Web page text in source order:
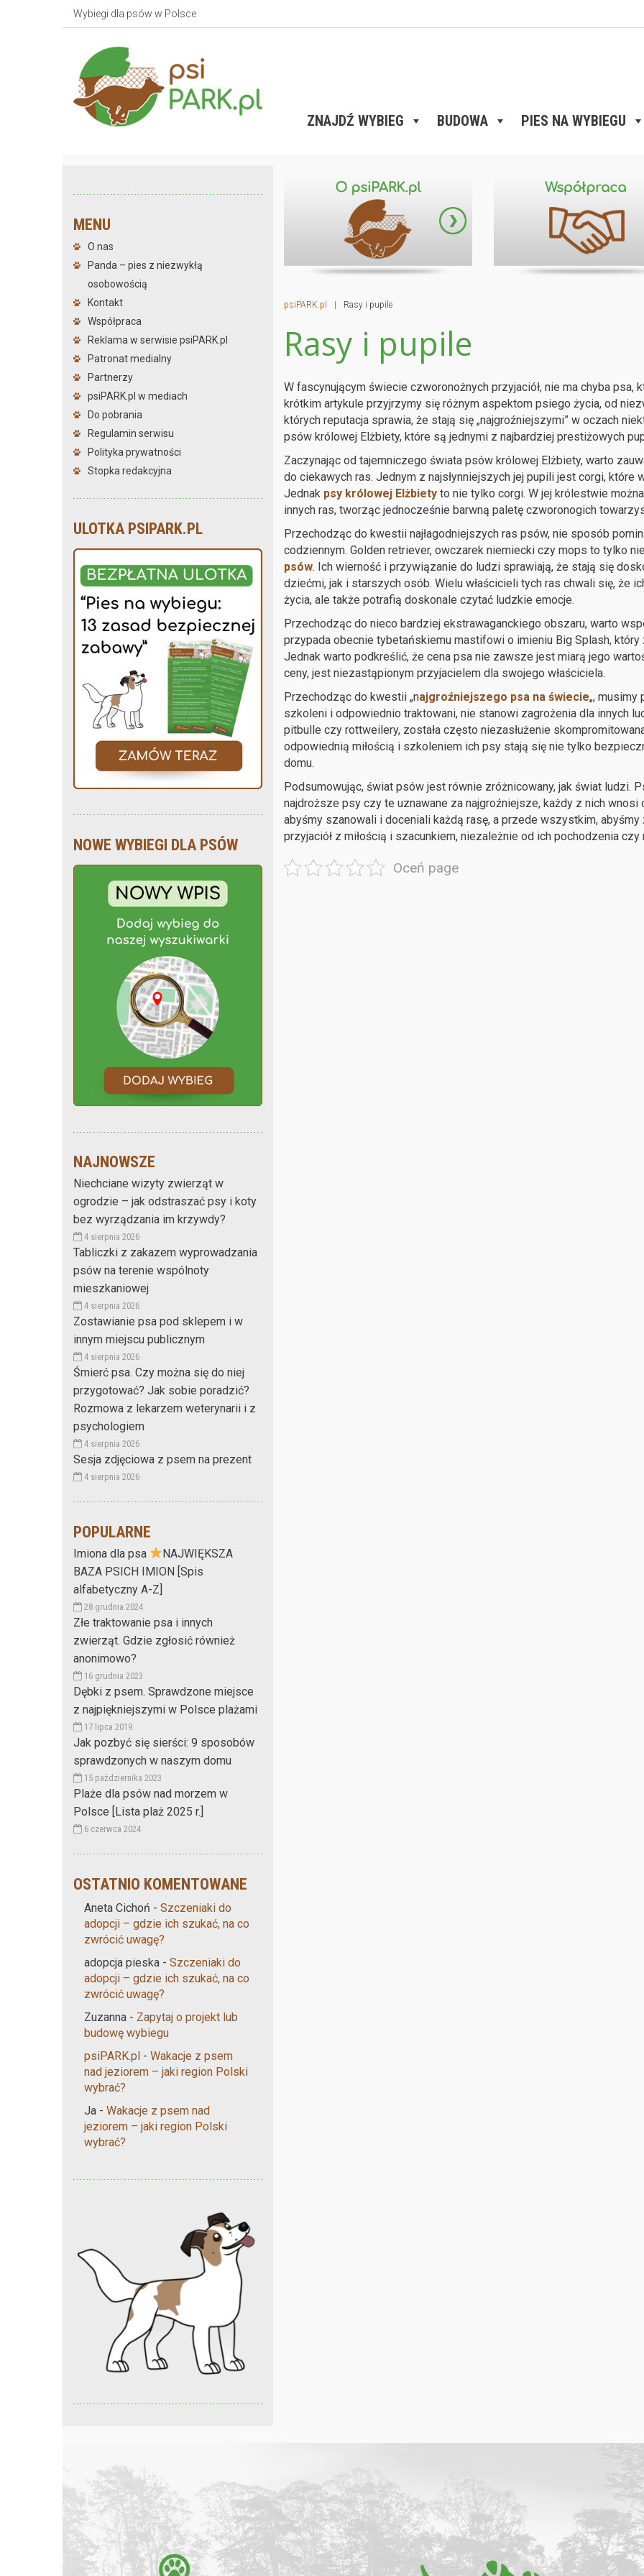
Wybiegi dla psów w Polsce
ZNAJDŹ WYBIEG BUDOWA PIES NA WYBIEGU
MENU
O nas
Panda – pies z niezwykłą
osobowością
Kontakt
Współpraca
Reklama w serwisie psiPARK.pl
Patronat medialny
Partnerzy
psiPARK.pl w mediach
Do pobrania
Regulamin serwisu
Polityka prywatności
Stopka redakcyjna
ULOTKA PSIPARK.PL
NOWE WYBIEGI DLA PSÓW
NAJNOWSZE
Niechciane wizyty zwierząt w
ogrodzie – jak odstraszać psy i koty
bez wyrządzania im krzywdy?
4 sierpnia 2026
Tabliczki z zakazem wyprowadzania
psów na terenie wspólnoty
mieszkaniowej
4 sierpnia 2026
Zostawianie psa pod sklepem i w
innym miejscu publicznym
4 sierpnia 2026
Śmierć psa. Czy można się do niej
przygotować? Jak sobie poradzić?
Rozmowa z lekarzem weterynarii i z
psychologiem
4 sierpnia 2026
Sesja zdjęciowa z psem na prezent
4 sierpnia 2026
POPULARNE
Imiona dla psa
NAJWIĘKSZA
BAZA PSICH IMION [Spis
alfabetyczny A-Z]
28 grudnia 2024
Złe traktowanie psa i innych
zwierząt. Gdzie zgłosić również
anonimowo?
16 grudnia 2023
Dębki z psem. Sprawdzone miejsce
z najpiękniejszymi w Polsce plażami
17 lipca 2019
Jak pozbyć się sierści: 9 sposobów
sprawdzonych w naszym domu
15 października 2023
Plaże dla psów nad morzem w
Polsce [Lista plaż 2025 r.]
6 czerwca 2024
OSTATNIO KOMENTOWANE
Aneta Cichoń - Szczeniaki do
adopcji – gdzie ich szukać, na co
zwrócić uwagę?
adopcja pieska - Szczeniaki do
adopcji – gdzie ich szukać, na co
zwrócić uwagę?
Zuzanna - Zapytaj o projekt lub
budowę wybiegu
psiPARK.pl - Wakacje z psem
nad jeziorem – jaki region Polski
wybrać?
Ja - Wakacje z psem nad
jeziorem – jaki region Polski
wybrać?
psiPARK.pl Rasy i pupile
Rasy i pupile
W fascynującym świecie czworonożnych przyjaciół, nie ma chyba psa,
krótkim artykule przyjrzymy się różnym aspektom psiego życia, od
których reputacja sprawia, że stają się „najgroźniejszymi” w oczach
psów królowej Elżbiety, które są jednymi z najbardziej prestiżowych
Zaczynając od tajemniczego świata psów królowej Elżbiety, warto
do ciekawych ras. Jednym z najsłynniejszych jej pupili jest corgi, które
Jednak psy królowej Elżbietyto nie tylko corgi. W jej królestwie
innych ras, tworząc jednocześnie barwną paletę czworonogich
Przechodząc do kwestii najłagodniejszych ras psów, nie sposób
codziennym. Golden retriever, owczarek niemiecki czy mops to tylko
psów. Ich wierność i przywiązanie do ludzi sprawiają, że stają się
dziećmi, jak i starszych osób. Wielu właścicieli tych ras chwali się, że
życia, ale także potrafią doskonale czytać ludzkie emocje.
Przechodząc do nieco bardziej ekstrawaganckiego obszaru, warto
przypada obecnie tybetańskiemu mastifowi o imieniu Big Splash, który
Jednak warto podkreślić, że cena psa nie zawsze jest miarą jego
ceny, jest niezastąpionym przyjacielem dla swojego właściciela.
Przechodząc do kwestii „najgroźniejszego psa na świecie„,
szkoleni i odpowiednio traktowani, nie stanowi zagrożenia dla innych
pitbulle czy rottweilery, została często niezasłużenie
odpowiednią miłością i szkoleniem ich psy stają się nie tylko
domu.
Podsumowując, świat psów jest równie zróżnicowany, jak świat ludzi.
najdroższe psy czy te uznawane za najgroźniejsze, każdy z nich
abyśmy szanowali i doceniali każdą rasę, a przede wszystkim,
przyjaciół z miłością i szacunkiem, niezależnie od ich pochodzenia czy
Oceń page